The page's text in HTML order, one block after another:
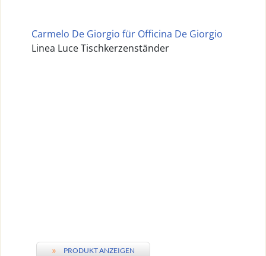
Carmelo De Giorgio für Officina De Giorgio
Linea Luce Tischkerzenständer
» PRODUKT ANZEIGEN